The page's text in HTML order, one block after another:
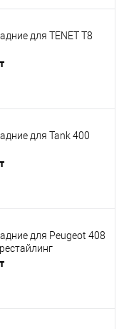
для TENET T8
для Tank 400
для Peugeot 408